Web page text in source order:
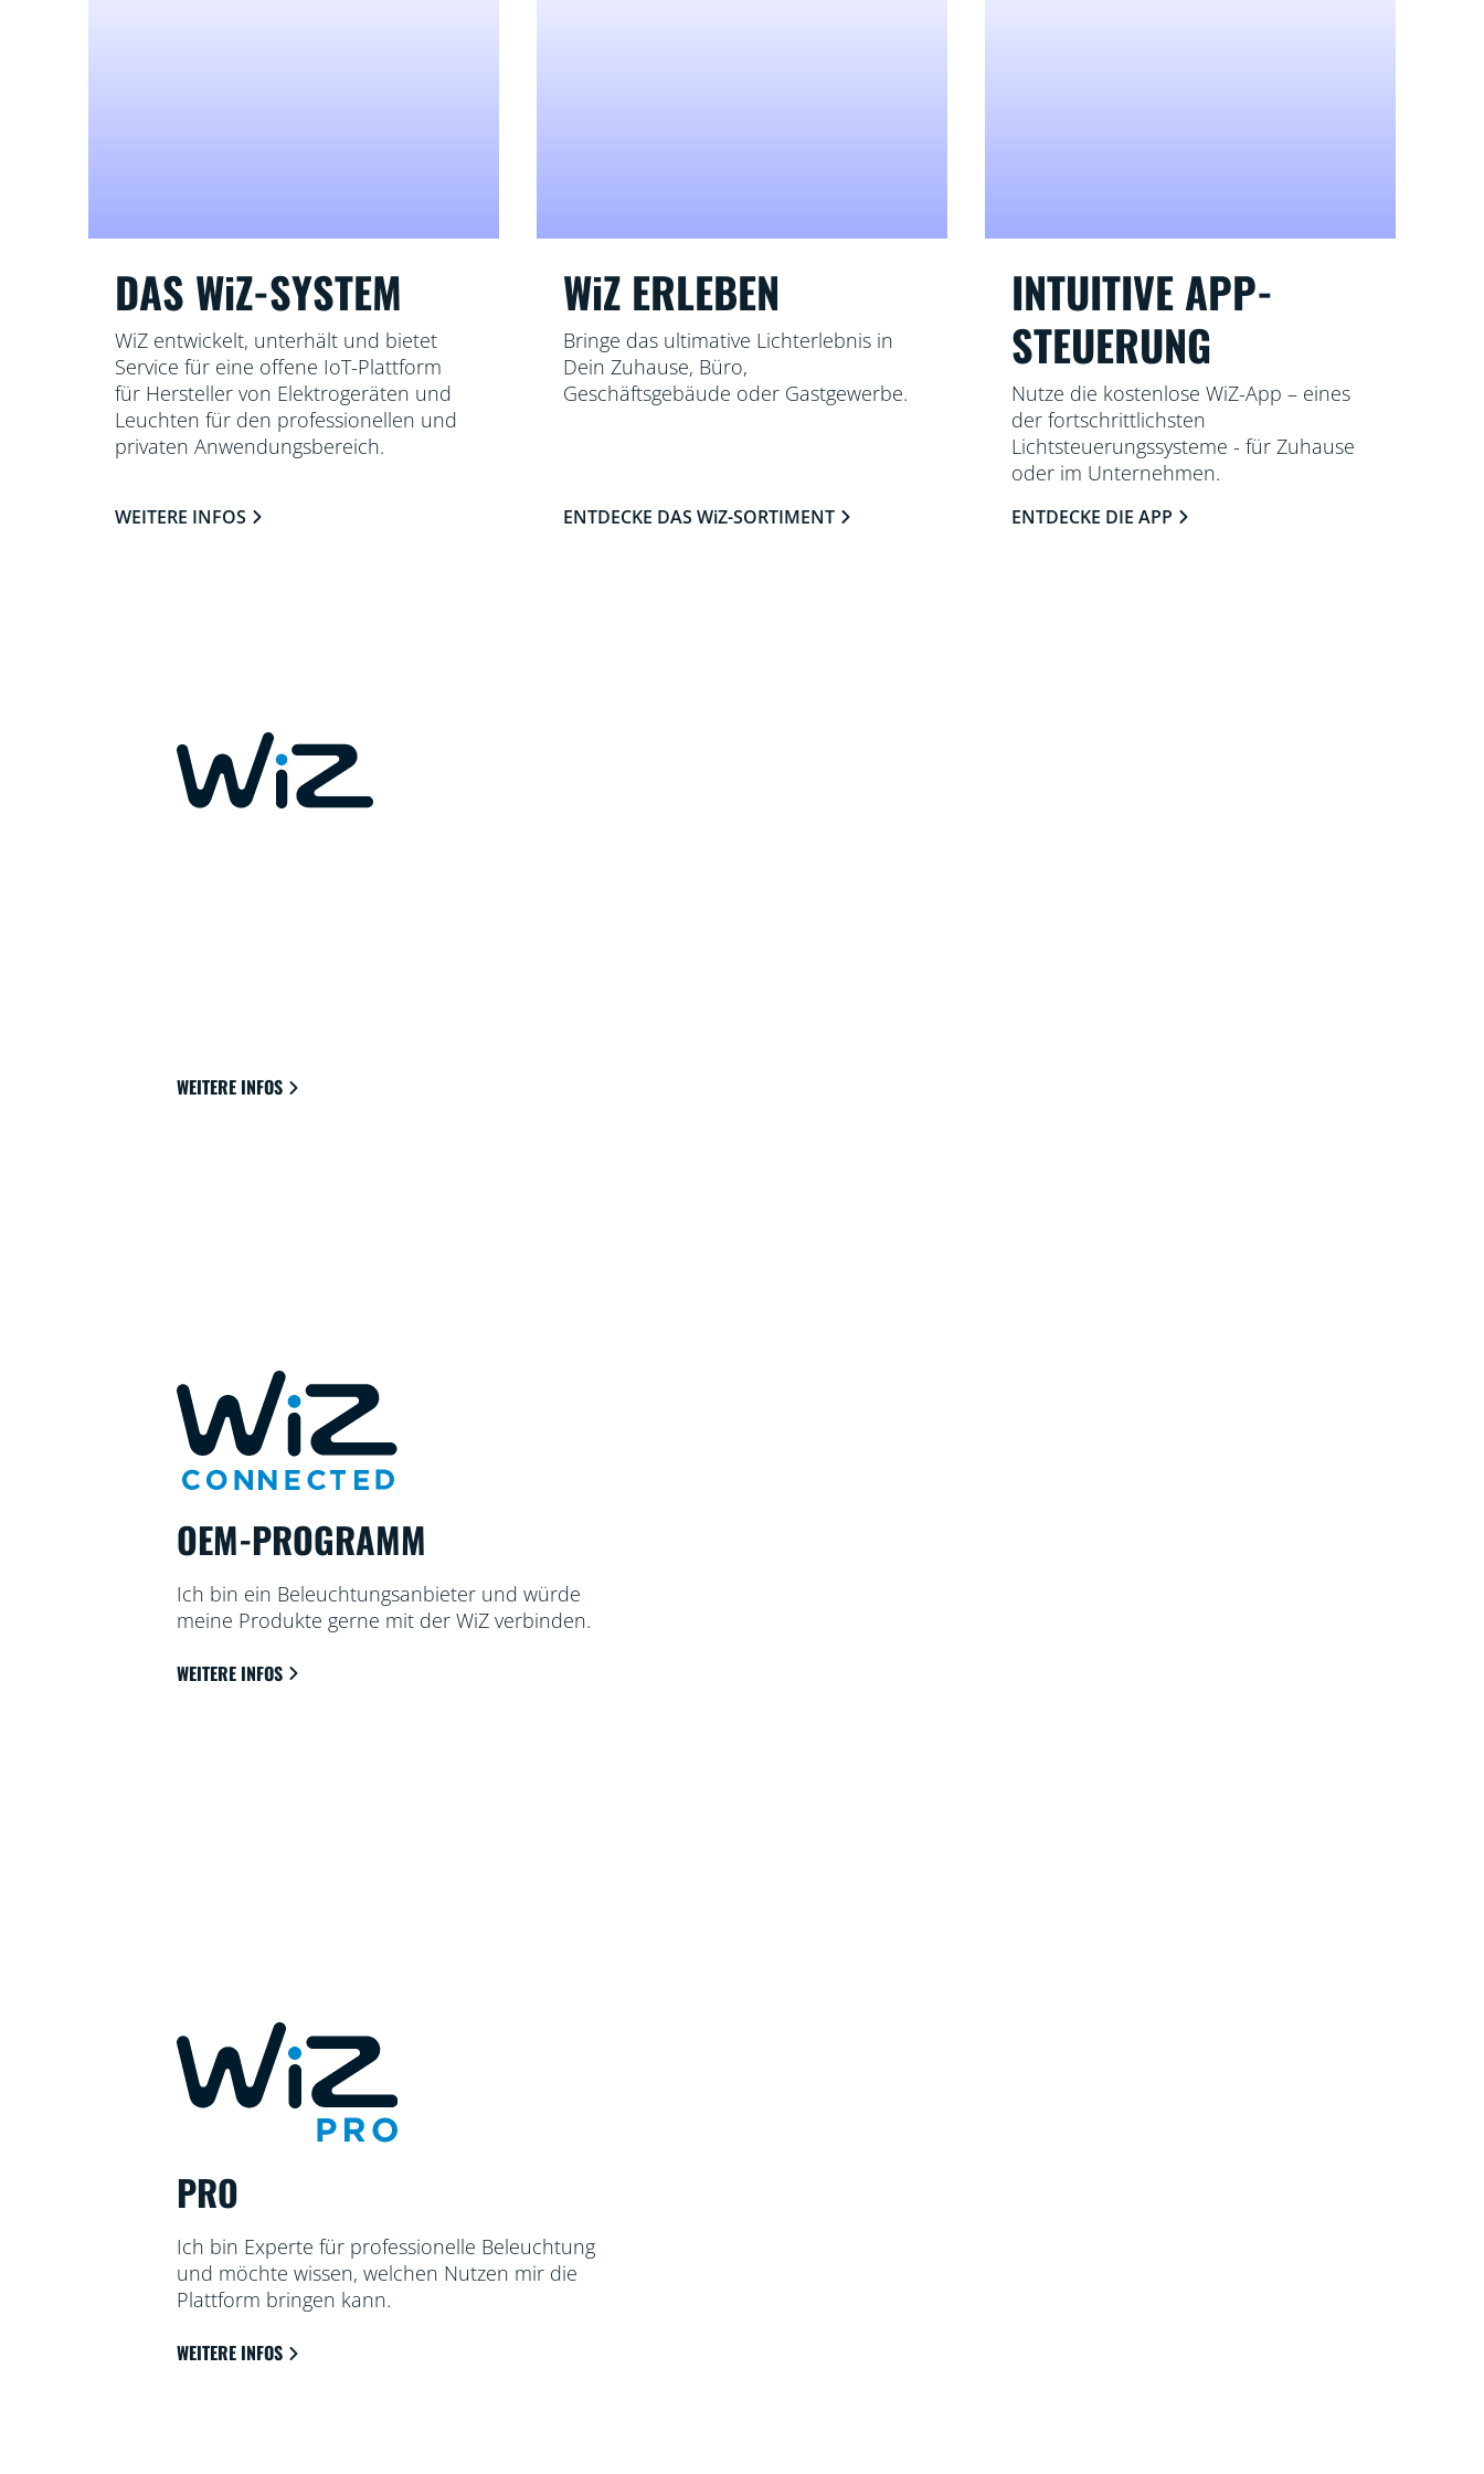
DAS WiZ-SYSTEM
WiZ entwickelt, unterhält und bietet
Service für eine offene IoT-Plattform
für Hersteller von Elektrogeräten und
Leuchten für den professionellen und
privaten Anwendungsbereich.
WEITERE INFOS
WiZ ERLEBEN
Bringe das ultimative Lichterlebnis in
Dein Zuhause, Büro,
Geschäftsgebäude oder Gastgewerbe.
ENTDECKE DAS WiZ-SORTIMENT
INTUITIVE APP-
STEUERUNG
Nutze die kostenlose WiZ-App – eines
der fortschrittlichsten
Lichtsteuerungssysteme - für Zuhause
oder im Unternehmen.
ENTDECKE DIE APP
WEITERE INFOS
OEM-PROGRAMM
Ich bin ein Beleuchtungsanbieter und würde
meine Produkte gerne mit der WiZ verbinden.
WEITERE INFOS
PRO
Ich bin Experte für professionelle Beleuchtung
und möchte wissen, welchen Nutzen mir die
Plattform bringen kann.
WEITERE INFOS